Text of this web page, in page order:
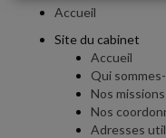
Accueil
Site du cabinet
Accueil
Qui
Nos missions
Nos
Adresses